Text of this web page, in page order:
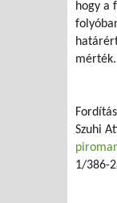
hogy a
mérték.
Szuhi
1/386-